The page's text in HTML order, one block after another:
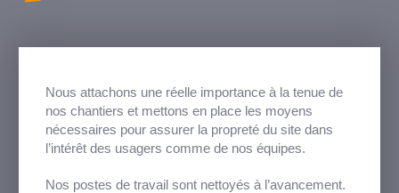
Nous attachons une réelle importance à la tenue de
nos chantiers et mettons en place les moyens
nécessaires pour assurer la propreté du site dans
l’intérêt des usagers comme de nos équipes.
Nos postes de travail sont nettoyés à l’avancement.